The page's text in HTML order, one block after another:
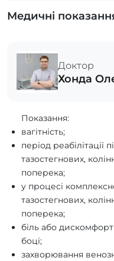
Медичні
Доктор
Хонда
Показання:
вагітність;
період реабілітації
тазостегнових,
поперека;
у процесі
тазостегнових,
поперека;
біль або дискомфорт
боці;
захворювання